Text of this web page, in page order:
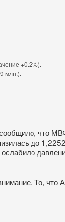
+0.2%).
млн.).
сообщило, что
до
То, что